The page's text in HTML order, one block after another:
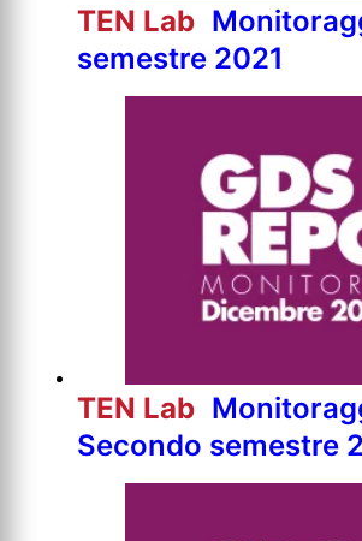
TEN Lab
semestre 2021
TEN Lab
Secondo semestre